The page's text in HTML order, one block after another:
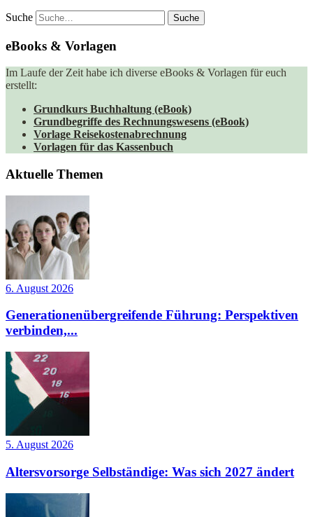
Suche
eBooks & Vorlagen
Im Laufe der Zeit habe ich diverse eBooks & Vorlagen für euch
erstellt:
Grundkurs Buchhaltung (eBook)
Grundbegriffe des Rechnungswesens (eBook)
Vorlage Reisekostenabrechnung
Vorlagen für das Kassenbuch
Aktuelle Themen
6. August 2026
Generationenübergreifende Führung: Perspektiven
verbinden,...
5. August 2026
Altersvorsorge Selbständige: Was sich 2027 ändert